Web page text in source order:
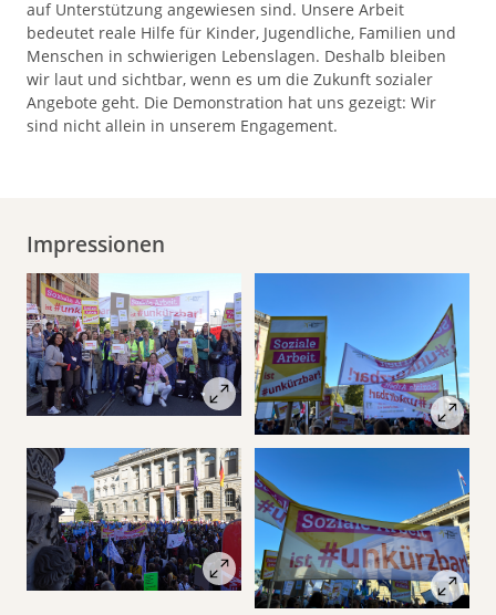
auf Unterstützung angewiesen sind. Unsere Arbeit
bedeutet reale Hilfe für Kinder, Jugendliche, Familien und
Menschen in schwierigen Lebenslagen. Deshalb bleiben
wir laut und sichtbar, wenn es um die Zukunft sozialer
Angebote geht. Die Demonstration hat uns gezeigt: Wir
sind nicht allein in unserem Engagement.
Impressionen